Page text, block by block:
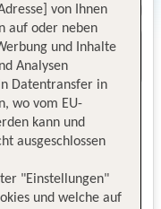
von Ihnen
auf oder neben
und Inhalte
Analysen
Datentransfer in
wo vom EU-
kann und
ausgeschlossen
"Einstellungen"
und welche auf